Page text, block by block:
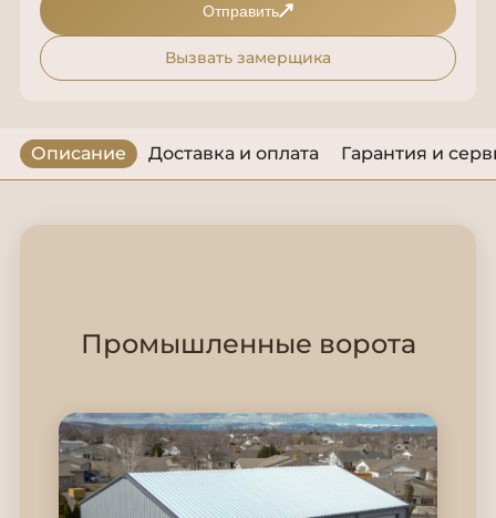
Вызвать замерщика
Отправить
Описание Доставка и оплата Гарантия и
Промышленные ворота